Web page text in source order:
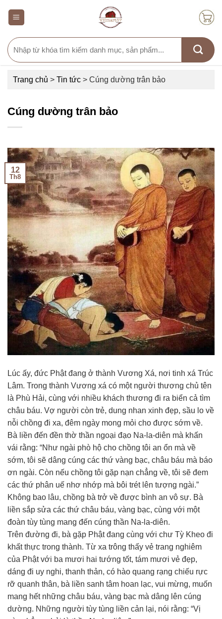
Search
for:
Trang chủ > Tin tức > Cúng dường trân bảo
Cúng dường trân bảo
12
Th8
Lúc ấy, đức Phật đang ở thành Vương Xá, nơi tinh xá Trúc
Lâm. Trong thành Vương xá có một người thương chủ tên
là Phù Hải, cùng với nhiều khách thương đi ra biển cả tìm
châu báu. Vợ người còn trẻ, dung nhan xinh đẹp, sầu lo về
nỗi chồng đi xa, đêm ngày mong mỏi cho được sớm về.
Bà liền đến đền thờ thần ngoại đạo Na-la-diên mà khấn
vái rằng: “Như ngài phò hộ cho chồng tôi an ổn mà về
sớm, tôi sẽ dâng cúng các thứ vàng bạc, châu báu mà báo
ơn ngài. Còn nếu chồng tôi gặp nạn chẳng về, tôi sẽ đem
các thứ phân uế nhơ nhớp mà bôi trét lên tượng ngài.”
Không bao lâu, chồng bà trở về được bình an vô sự. Bà
liền sắp sửa các thứ châu báu, vàng bạc, cùng với một
đoàn tùy tùng mang đến cúng thần Na-la-diên.
Trên đường đi, bà gặp Phật đang cùng với chư Tỳ Kheo đi
khất thực trong thành. Từ xa trông thấy vẻ trang nghiêm
của Phật với ba mươi hai tướng tốt, tám mươi vẻ đẹp,
dáng đi uy nghi, thanh thản, có hào quang rạng chiếu rực
rỡ quanh thân, bà liền sanh tâm hoan lạc, vui mừng, muốn
mang hết những châu báu, vàng bạc mà dâng lên cúng
dường. Những người tùy tùng liền cản lại, nói rằng: “Vị